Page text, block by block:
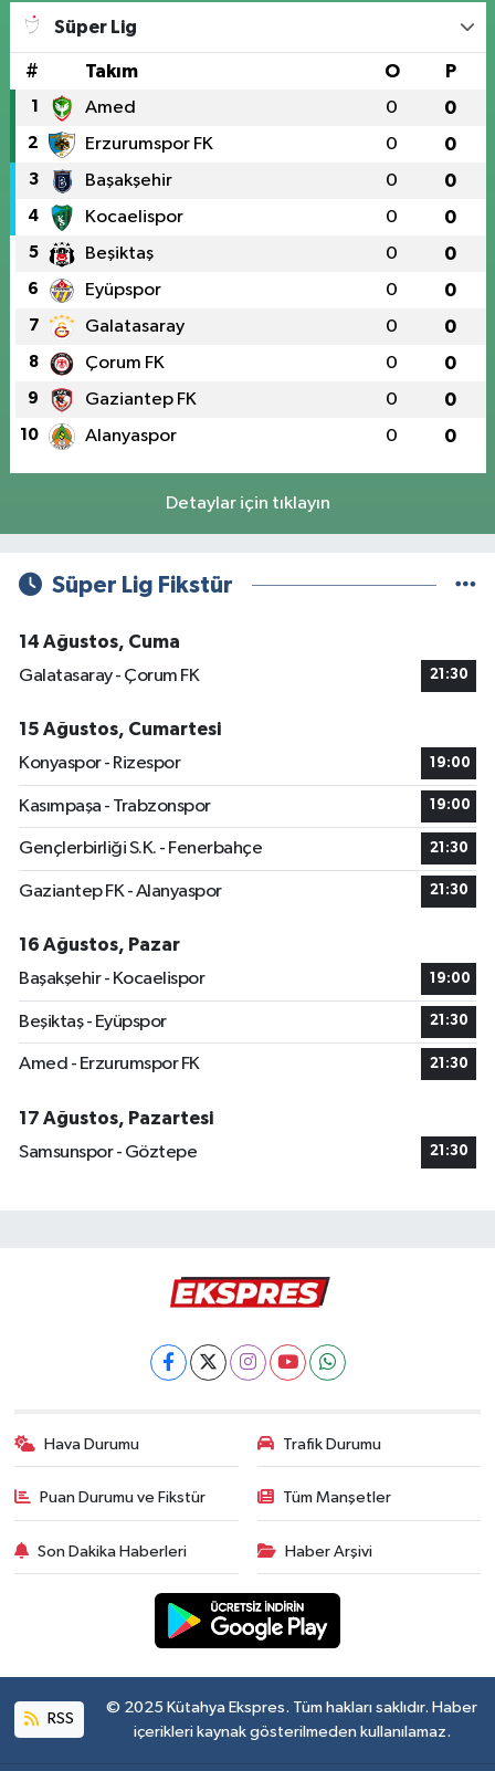
Süper Lig
# Takım O P
1 Amed 0 0
2 Erzurumspor FK 0 0
3 Başakşehir 0 0
4 Kocaelispor 0 0
5 Beşiktaş 0 0
6 Eyüpspor 0 0
7 Galatasaray 0 0
8 Çorum FK 0 0
9 Gaziantep FK 0 0
10 Alanyaspor 0 0
Detaylar için tıklayın
Süper Lig Fikstür
14 Ağustos, Cuma
Galatasaray - Çorum FK
21:30
15 Ağustos, Cumartesi
Konyaspor - Rizespor
19:00
Kasımpaşa - Trabzonspor 19:00
Gençlerbirliği S.K. - Fenerbahçe 21:30
Gaziantep FK - Alanyaspor 21:30
16 Ağustos, Pazar
Başakşehir - Kocaelispor
19:00
Beşiktaş - Eyüpspor 21:30
Amed - Erzurumspor FK 21:30
17 Ağustos, Pazartesi
Samsunspor - Göztepe
21:30
Hava Durumu Trafik Durumu
Puan Durumu ve Fikstür Tüm Manşetler
Son Dakika Haberleri Haber Arşivi
RSS
© 2025 Kütahya Ekspres. Tüm hakları saklıdır. Haber
içerikleri kaynak gösterilmeden kullanılamaz.